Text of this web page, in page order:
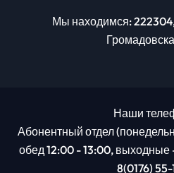
Мы находимся:
Наши
Абонентный отдел
обед 12:00 - 13:00, выходные
8(0176)